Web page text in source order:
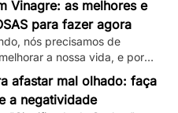
Vinagre: as melhores e
para fazer agora
nós precisamos de
a nossa vida, e por
melhores que utilizam
afastar mal olhado: faça
a negatividade